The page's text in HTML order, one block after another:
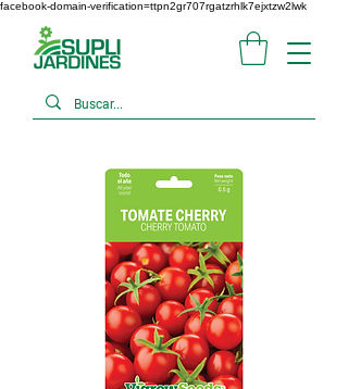
facebook-domain-verification=ttpn2gr707rgatzrhlk7ejxtzw2lwk